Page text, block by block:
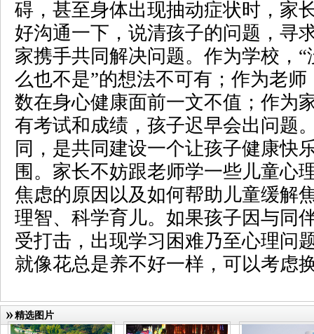
碍，甚至身体出现抽动症状时，家
好沟通一下，说清孩子的问题，寻
家携手共同解决问题。作为学校，
么也不是”的想法不可有；作为老
数在身心健康面前一文不值；作为
有考试和成绩，孩子迟早会出问题
同，是共同建设一个让孩子健康快
围。家长不妨跟老师学一些儿童心
焦虑的原因以及如何帮助儿童缓解
理智、科学育儿。如果孩子因与同
受打击，出现学习困难乃至心理问
就像花总是养不好一样，可以考虑
精选图片